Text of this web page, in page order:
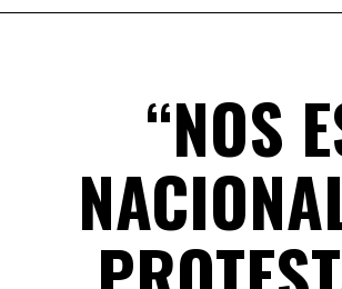
“NOS